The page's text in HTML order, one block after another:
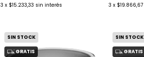
3 x $15.233,33 sin interés 3 x $19.866,67
SIN STOCK
GRATIS
SIN STOCK
GRATIS